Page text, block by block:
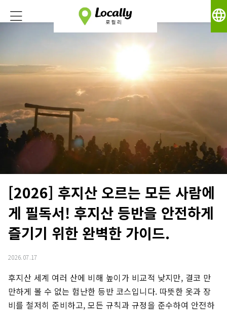
language
[2026] 후지산 오르는 모든 사람에
게 필독서! 후지산 등반을 안전하게
즐기기 위한 완벽한 가이드.
2026.07.17
후지산 세계 여러 산에 비해 높이가 비교적 낮지만, 결코 만
만하게 볼 수 없는 험난한 등반 코스입니다. 따뜻한 옷과 장
비를 철저히 준비하고, 모든 규칙과 규정을 준수하여 안전하